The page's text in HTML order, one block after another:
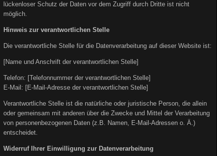
lückenloser Schutz der Daten vor dem Zugriff durch Dritte ist nicht
möglich.
Hinweis zur verantwortlichen Stelle
Die verantwortliche Stelle für die Datenverarbeitung auf dieser Website ist:
[Name und Anschrift der verantwortlichen Stelle]
Telefon: [Telefonnummer der verantwortlichen Stelle]
E-Mail: [E-Mail-Adresse der verantwortlichen Stelle]
Verantwortliche Stelle ist die natürliche oder juristische Person, die allein
oder gemeinsam mit anderen über die Zwecke und Mittel der Verarbeitung
von personenbezogenen Daten (z.B. Namen, E-Mail-Adressen o. Ä.)
entscheidet.
Widerruf Ihrer Einwilligung zur Datenverarbeitung